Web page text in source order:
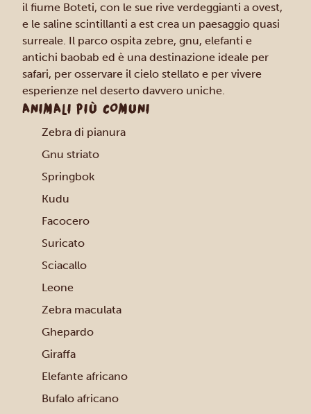
il fiume Boteti, con le sue rive verdeggianti a ovest,
e le saline scintillanti a est crea un paesaggio quasi
surreale. Il parco ospita zebre, gnu, elefanti e
antichi baobab ed è una destinazione ideale per
safari, per osservare il cielo stellato e per vivere
esperienze nel deserto davvero uniche.
ANIMALI PIÙ COMUNI
Zebra di pianura
Gnu striato
Springbok
Kudu
Facocero
Suricato
Sciacallo
Leone
Zebra maculata
Ghepardo
Giraffa
Elefante africano
Bufalo africano